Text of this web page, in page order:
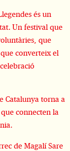
és un
Un festival que
que
converteix el
Catalunya torna a
connecten la
de Magalí Sare